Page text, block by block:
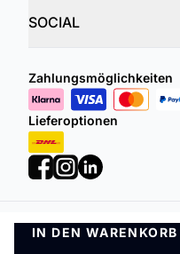
IN DEN WARENKORB
IN DEN
SOCIAL
Zahlungsmöglichkeiten
Lieferoptionen